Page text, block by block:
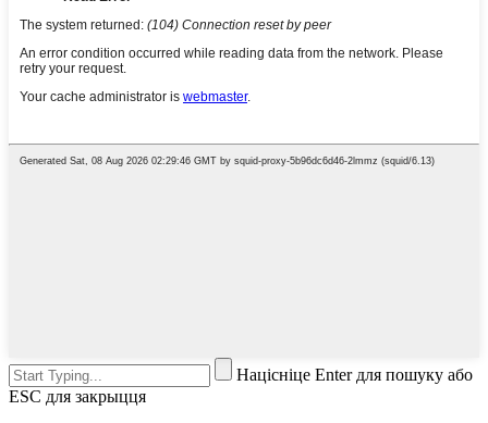
Націсніце Enter для пошуку або
ESC для закрыцця